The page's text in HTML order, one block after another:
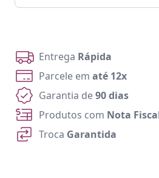
Entrega Rápida
Parcele em até 12x
Garantia de90 dias
Produtos com Nota
Troca Garantida